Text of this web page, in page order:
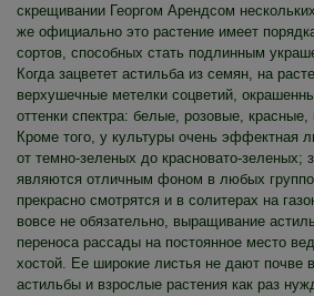
скрещивании Георгом Арендсом
же официально это растение имеет
сортов, способных стать подлинным
Когда зацветет астильба из семян, на
верхушечные метелки соцветий,
оттенки спектра: белые, розовые,
Кроме того, у культуры очень эффектная
от темно-зеленых до красновато-зеленых;
являются отличным фоном в любых
прекрасно смотрятся и в солитерах на
вовсе не обязательно, выращивание
переноса рассады на постоянное место
хостой. Ее широкие листья не дают почве
астильбы и взрослые растения как раз